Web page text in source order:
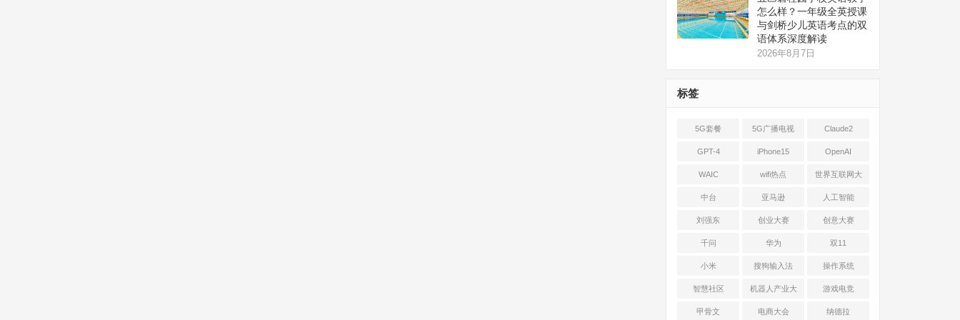
怎么样？一年级全英授课
与剑桥少儿英语考点的双
语体系深度解读
2026年8月7日
标签
5G套餐 5G广播电视 Claude2
GPT-4 iPhone15 OpenAI
WAIC wifi热点 世界互联网大
会
中台 亚马逊 人工智能
刘强东 创业大赛 创意大赛
千问 华为 双11
小米 搜狗输入法 操作系统
智慧社区 机器人产业大
会
游戏电竞
甲骨文 电商大会 纳德拉